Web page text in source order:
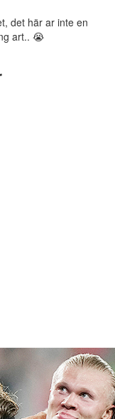
det här ar inte en
art.. 😭